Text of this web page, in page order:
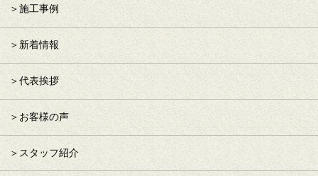
施工事例
新着情報
代表挨拶
お客様の声
スタッフ紹介